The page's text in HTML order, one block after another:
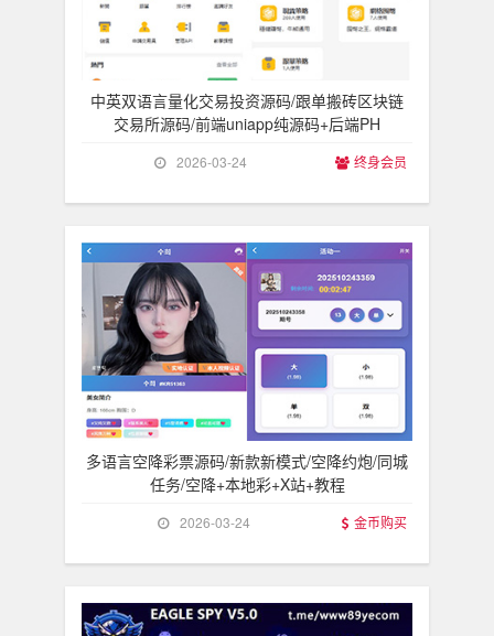
中英双语言量化交易投资源码/跟单搬砖区块链
交易所源码/前端uniapp纯源码+后端PH
2026-03-24 终身会员
多语言空降彩票源码/新款新模式/空降约炮/同城
任务/空降+本地彩+X站+教程
2026-03-24 金币购买